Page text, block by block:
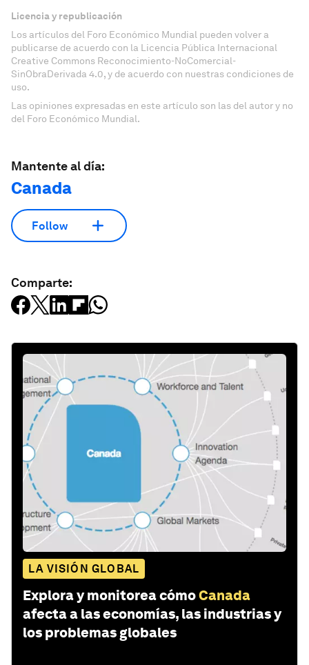
Licencia y republicación
Los artículos del Foro Económico Mundial pueden volver a
publicarse de acuerdo con la Licencia Pública Internacional
Creative Commons Reconocimiento-NoComercial-
SinObraDerivada 4.0, y de acuerdo con nuestras condiciones de
uso.
Las opiniones expresadas en este artículo son las del autor y no
del Foro Económico Mundial.
Mantente al día:
Canada
Follow
Comparte:
LA VISIÓN GLOBAL
Explora y monitorea cómoCanada
afecta a las economías, las industrias y
los problemas globales